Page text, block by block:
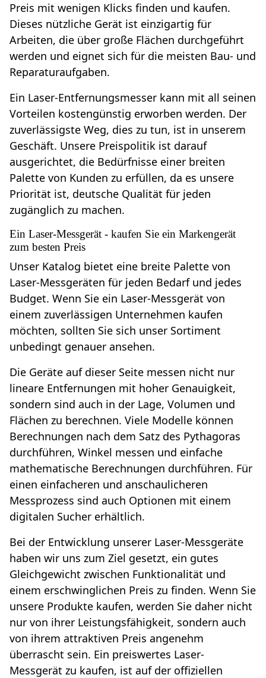
Preis mit wenigen Klicks finden und kaufen.
Dieses nützliche Gerät ist einzigartig für
Arbeiten, die über große Flächen durchgeführt
werden und eignet sich für die meisten Bau- und
Reparaturaufgaben.
Ein Laser-Entfernungsmesser kann mit all seinen
Vorteilen kostengünstig erworben werden. Der
zuverlässigste Weg, dies zu tun, ist in unserem
Geschäft. Unsere Preispolitik ist darauf
ausgerichtet, die Bedürfnisse einer breiten
Palette von Kunden zu erfüllen, da es unsere
Priorität ist, deutsche Qualität für jeden
zugänglich zu machen.
Ein Laser-Messgerät - kaufen Sie ein Markengerät
zum besten Preis
Unser Katalog bietet eine breite Palette von
Laser-Messgeräten für jeden Bedarf und jedes
Budget. Wenn Sie ein Laser-Messgerät von
einem zuverlässigen Unternehmen kaufen
möchten, sollten Sie sich unser Sortiment
unbedingt genauer ansehen.
Die Geräte auf dieser Seite messen nicht nur
lineare Entfernungen mit hoher Genauigkeit,
sondern sind auch in der Lage, Volumen und
Flächen zu berechnen. Viele Modelle können
Berechnungen nach dem Satz des Pythagoras
durchführen, Winkel messen und einfache
mathematische Berechnungen durchführen. Für
einen einfacheren und anschaulicheren
Messprozess sind auch Optionen mit einem
digitalen Sucher erhältlich.
Bei der Entwicklung unserer Laser-Messgeräte
haben wir uns zum Ziel gesetzt, ein gutes
Gleichgewicht zwischen Funktionalität und
einem erschwinglichen Preis zu finden. Wenn Sie
unsere Produkte kaufen, werden Sie daher nicht
nur von ihrer Leistungsfähigkeit, sondern auch
von ihrem attraktiven Preis angenehm
überrascht sein. Ein preiswertes Laser-
Messgerät zu kaufen, ist auf der offiziellen